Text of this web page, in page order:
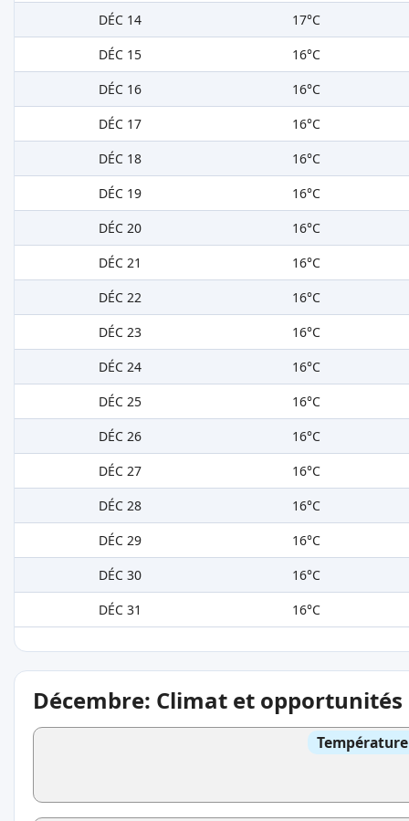
DÉC 14
17°C
DÉC 15
16°C
DÉC 16
16°C
DÉC 17
16°C
DÉC 18
16°C
DÉC 19
16°C
DÉC 20
16°C
DÉC 21
16°C
DÉC 22
16°C
DÉC 23
16°C
DÉC 24
16°C
DÉC 25
16°C
DÉC 26
16°C
DÉC 27
16°C
DÉC 28
16°C
DÉC 29
16°C
DÉC 30
16°C
DÉC 31
16°C
Décembre: Climat et